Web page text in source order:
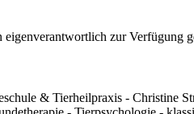
& Tierheilpraxis - Christine
zur Verfügung